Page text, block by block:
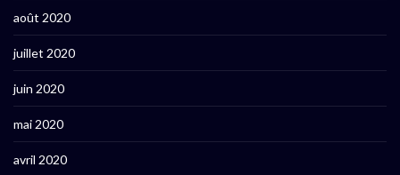
août 2020
juillet 2020
juin 2020
mai 2020
avril 2020